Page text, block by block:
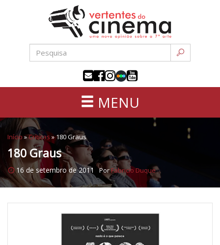
conteúdo
sétima
MENU
Início »Críticas »180 Graus
180 Graus
16 de setembro de 2011 PorFabricio Duque